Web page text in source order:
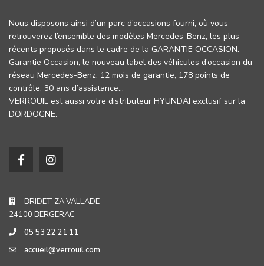
Nous disposons ainsi d’un parc d’occasions fourni, où vous
retrouverez l’ensemble des modèles Mercedes-Benz, les plus
récents proposés dans le cadre de la GARANTIE OCCASION.
Garantie Occasion, le nouveau label des véhicules d’occasion du
réseau Mercedes-Benz. 12 mois de garantie, 178 points de
contrôle, 30 ans d’assistance…
VERROUIL est aussi votre distributeur HYUNDAÏ exclusif sur la
DORDOGNE.
BRIDET ZA VALLADE
24100 BERGERAC
05 53 22 21 11
accueil@verrouil.com